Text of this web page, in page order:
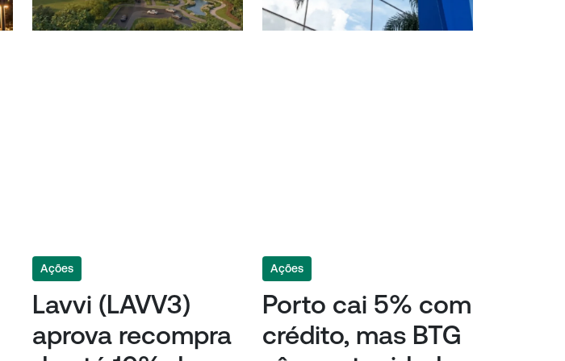
Ações
Lavvi (LAVV3)
aprova recompra
Ações
Porto cai 5% com
crédito, mas BTG